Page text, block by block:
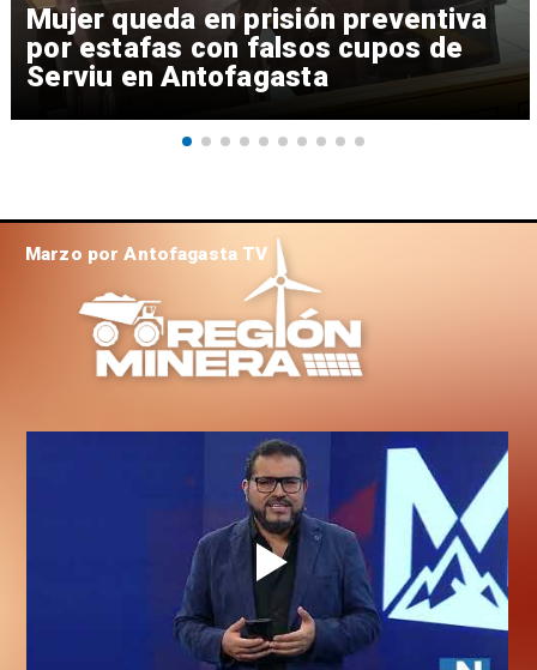
Mujer queda en prisión preventiva
por estafas con falsos cupos de
Serviu en Antofagasta
Marzo por Antofagasta TV